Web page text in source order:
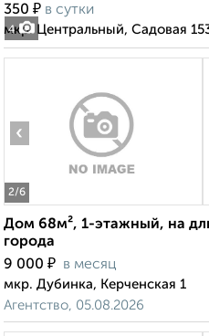
4
350 ₽ в сутки
мкр. Центральный, Садовая
2/6
‹
Дом 68м², 1-этажный, на
города
9 000 ₽ в месяц
мкр. Дубинка, Керченская 1
Агентство, 05.08.2026